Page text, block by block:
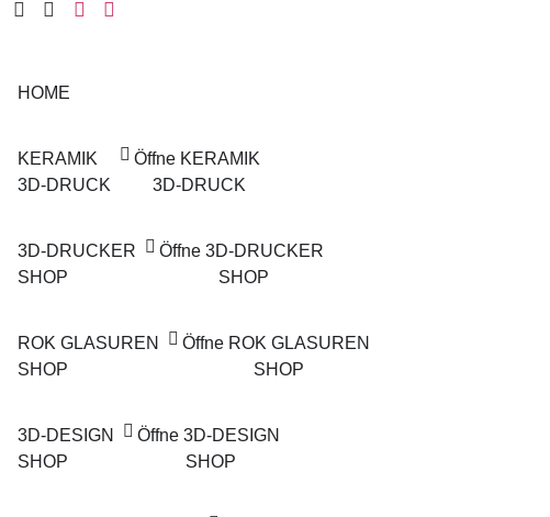
Zum
HOME
KERAMIK
3D-DRUCK
Öffne KERAMIK
3D-DRUCK
3D-DRUCKER
SHOP
Öffne 3D-DRUCKER
SHOP
ROK GLASUREN
SHOP
Öffne ROK GLASUREN
SHOP
3D-DESIGN
SHOP
Öffne 3D-DESIGN
SHOP